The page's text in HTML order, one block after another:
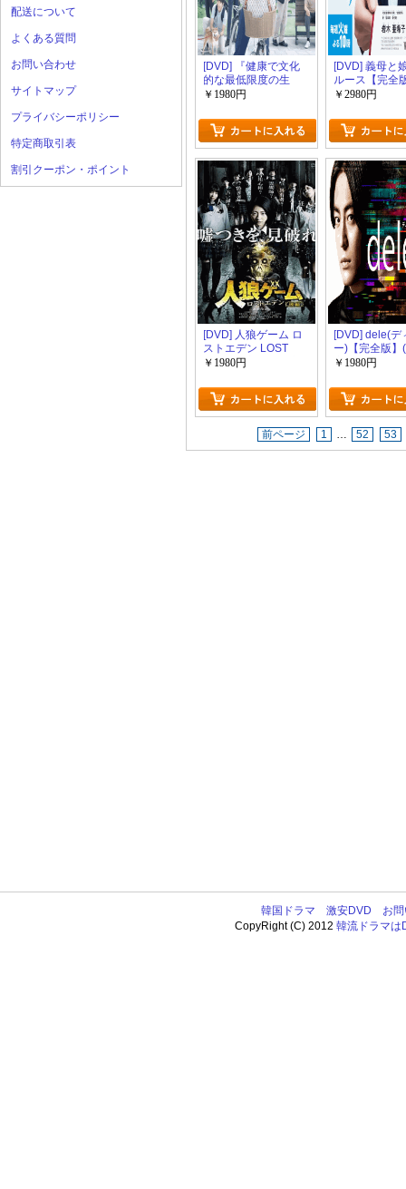
配送について
よくある質問
お問い合わせ
サイトマップ
プライバシーポリシー
特定商取引表
割引クーポン・ポイント
[DVD] 『健康で文化
的な最低限度の生
活』【完全版】(初回
￥1980円
[DVD] 義母と
ルース【完全
回生産限定版)
￥2980円
[DVD] 人狼ゲーム ロ
ストエデン LOST
EDEN【完全版】(初
￥1980円
[DVD] dele(デ
ー)【完全版】
産限定版)
￥1980円
前ページ 1 … 52 53
韓国ドラマ 激安DVD
お
CopyRight (C) 2012韓流ドラマは